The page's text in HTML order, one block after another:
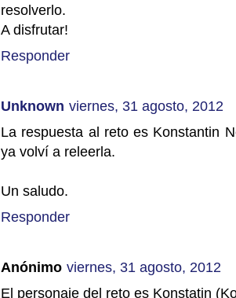
resolverlo.
A disfrutar!
Responder
Unknown viernes, 31 agosto, 2012
La respuesta al reto es Konstantin
ya volví a releerla.
Un saludo.
Responder
Anónimo viernes, 31 agosto, 2012
El personaje del reto es Konstatin